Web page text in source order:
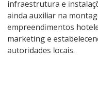
Como posso estudar no
Calendário de inscrições
infraestrutura e
ainda auxiliar na
empreendimentos
marketing e
autoridades locais.